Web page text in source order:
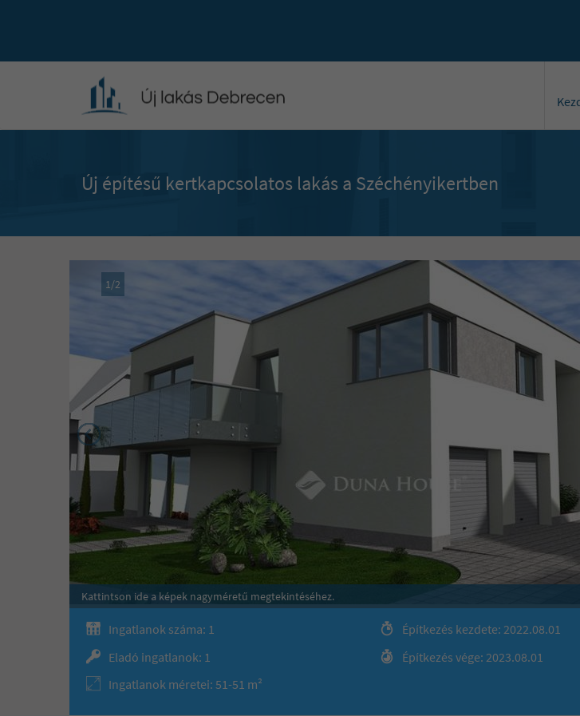
Új építésű kertkapcsolatos lakás a Széchényikertben
1/2
Kattintson ide a képek nagyméretű megtekintéséhez.
Ingatlanok száma: 1
Építkezés kezdete: 2022.08.01
Eladó ingatlanok: 1
Építkezés vége: 2023.08.01
Ingatlanok méretei: 51-51 m²